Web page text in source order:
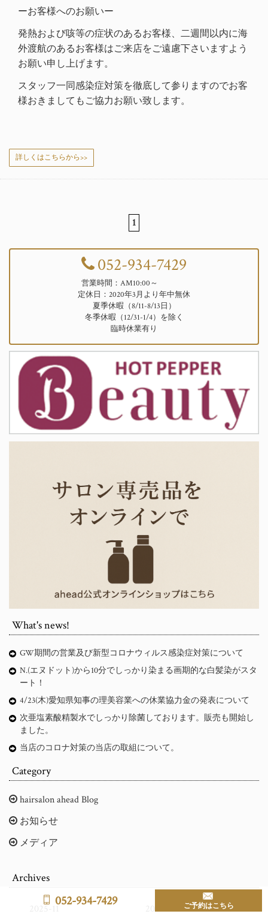
ーお客様へのお願いー
発熱および咳等の症状のあるお客様、二週間以内に海
外渡航のあるお客様はご来店をご遠慮下さいますよう
お願い申し上げます。
スタッフ一同感染症対策を徹底して参りますのでお客
様おきましてもご協力お願い致します。
詳しくはこちらから>>
1
052-934-7429
営業時間：AM10:00～
定休日：2020年3月より年中無休
夏季休暇（8/11-8/13日）
冬季休暇（12/31-1/4）を除く
臨時休業有り
What's news!
GW期間の営業及び新型コロナウィルス感染症対策について
N.(エヌドット)から10分でしっかり染まる画期的な白髪染がスタ
ート！
4/23(木)愛知県知事の理美容業への休業協力金の発表について
次亜塩素酸精製水でしっかり除菌しております。販売も開始し
ました。
当店のコロナ対策の当店の取組について。
Category
hairsalon ahead Blog
お知らせ
メディア
Archives
2025-11 2025-03
052-934-7429 ご予約はこちら